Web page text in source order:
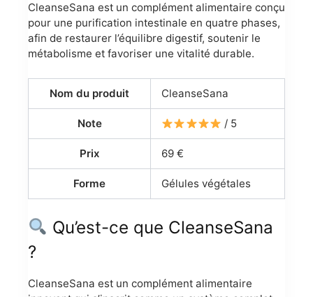
CleanseSana est un complément alimentaire conçu
pour une purification intestinale en quatre phases,
afin de restaurer l’équilibre digestif, soutenir le
métabolisme et favoriser une vitalité durable.
Nom du produit CleanseSana
Note / 5
Prix 69 €
Forme Gélules végétales
Qu’est-ce que CleanseSana
?
CleanseSana est un complément alimentaire